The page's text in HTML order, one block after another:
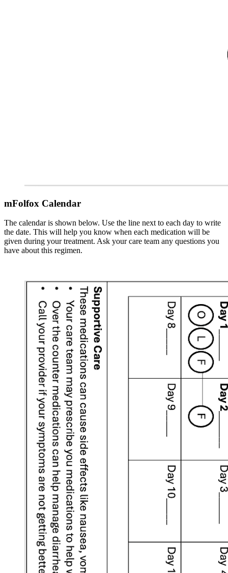
mFolfox Calendar
The calendar is shown below. Use the line next to each day to write
the date. This will help you know when each medication will be
given during your treatment. Ask your care team any questions you
have about this regimen.